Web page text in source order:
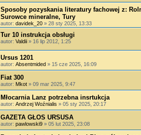
Sposoby pozyskania literatury fachowej z:
Surowce mineralne, Tury
autor: davidek_20 » 28 sty 2025, 13:33
Tur 10 instrukcja obsługi
autor: Valdii » 16 lip 2012, 1:25
Ursus 1201
autor: Absentmided » 15 cze 2025, 16:09
Fiat 300
autor: Mkot » 09 mar 2025, 9:47
Młocarnia Lanz potrzebna insrtukcja
autor: Andrzej Woźnialis » 05 sty 2025, 20:17
GAZETA GŁOS URSUSA
autor: pawlowski9 » 05 lut 2025, 23:08